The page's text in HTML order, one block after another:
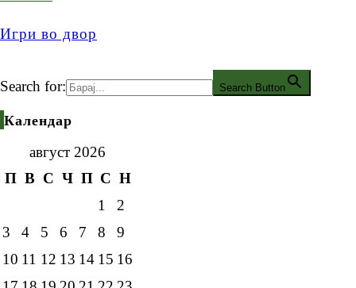
Игри во двор
Search for: Search Button
Календар
август 2026
П В С Ч П С Н
1
2
3
4 5 6 7 8
9
10 11 12 13 14 15 16